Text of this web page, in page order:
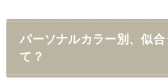
パーソナルカラー別、似
て？